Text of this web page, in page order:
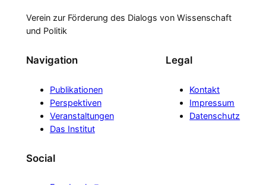
Verein zur Förderung des Dialogs von Wissenschaft
und Politik
Navigation
Publikationen
Perspektiven
Veranstaltungen
Das Institut
Legal
Kontakt
Impressum
Datenschutz
Social